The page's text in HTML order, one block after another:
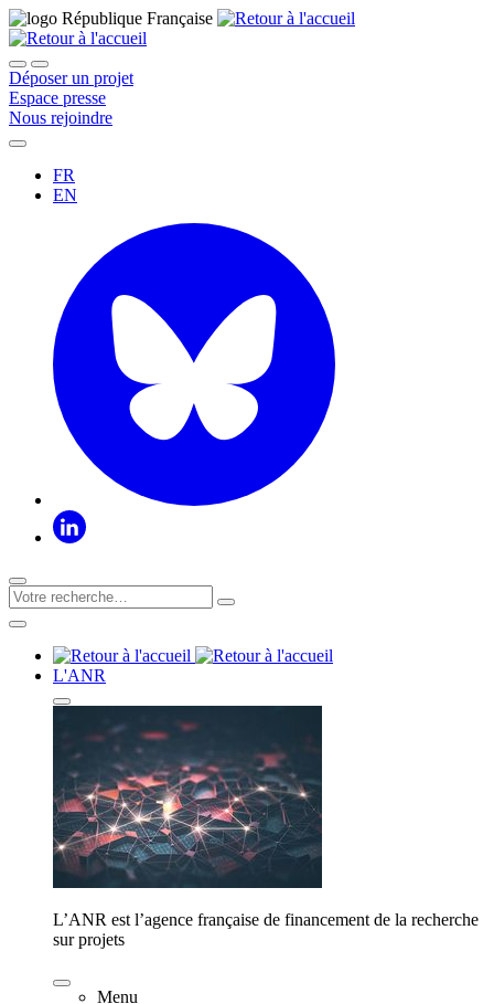
Déposer un projet
Espace presse
Nous rejoindre
FR
EN
L'ANR
L’ANR est l’agence française de financement de la recherche
sur projets
Menu